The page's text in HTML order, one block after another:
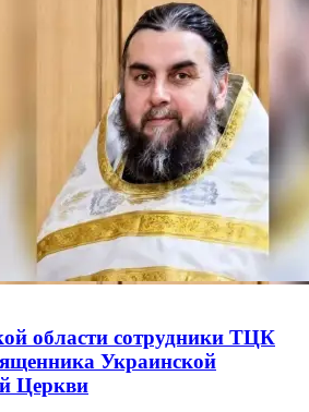
области сотрудники ТЦК
Украинской
Церкви